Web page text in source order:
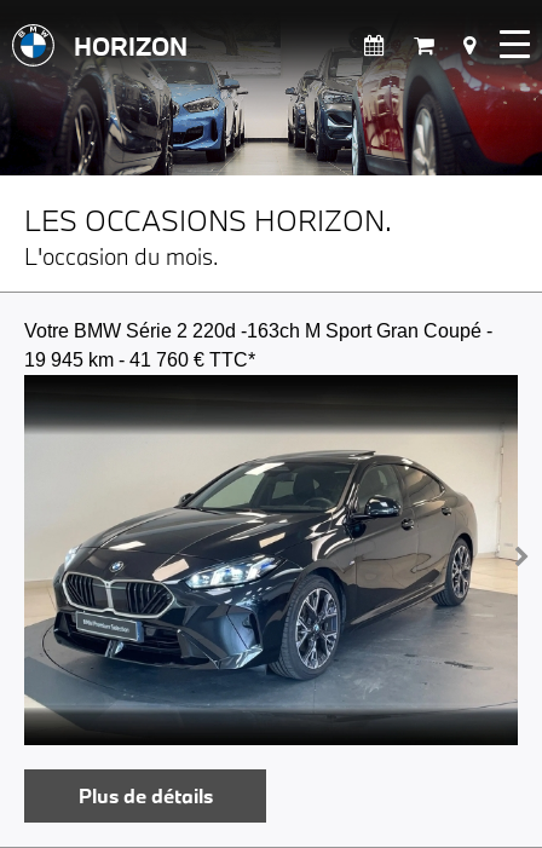
HORIZON
LES OCCASIONS HORIZON.
L'occasion du mois.
Votre BMW Série 2 220d -163ch M Sport Gran Coupé -
19 945 km - 41 760 € TTC*
Plus de détails